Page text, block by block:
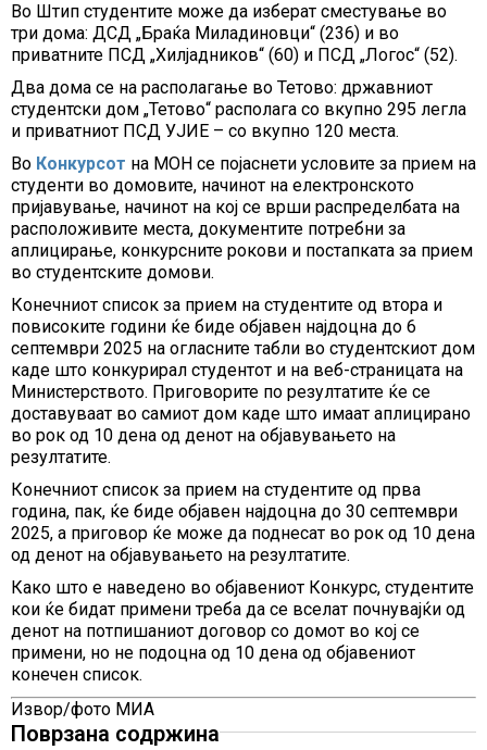
Во Штип студентите може да изберат сместување во
три дома: ДСД „Браќа Миладиновци“ (236) и во
приватните ПСД „Хилјадников“ (60) и ПСД „Логос“ (52).
Два дома се на располагање во Тетово: државниот
студентски дом „Тетово“ располага со вкупно 295 легла
и приватниот ПСД УЈИЕ – со вкупно 120 места.
Во Конкурсот на МОН се појаснети условите за прием на
студенти во домовите, начинот на електронското
пријавување, начинот на кој се врши распределбата на
расположивите места, документите потребни за
аплицирање, конкурсните рокови и постапката за прием
во студентските домови.
Конечниот список за прием на студентите од втора и
повисоките години ќе биде објавен најдоцна до 6
септември 2025 на огласните табли во студентскиот дом
каде што конкурирал студентот и на веб-страницата на
Министерството. Приговорите по резултатите ќе се
доставуваат во самиот дом каде што имаат аплицирано
во рок од 10 дена од денот на објавувањето на
резултатите.
Конечниот список за прием на студентите од прва
година, пак, ќе биде објавен најдоцна до 30 септември
2025, а приговор ќе може да поднесат во рок од 10 дена
од денот на објавувањето на резултатите.
Како што е наведено во објавениот Конкурс, студентите
кои ќе бидат примени треба да се вселат почнувајќи од
денот на потпишаниот договор со домот во кој се
примени, но не подоцна од 10 дена од објавениот
конечен список.
Извор/фото МИА
Поврзана содржина